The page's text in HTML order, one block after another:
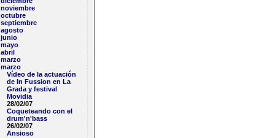
noviembre
octubre
septiembre
agosto
junio
mayo
abril
marzo
marzo
Vídeo de la actuación
de In Fussion en La
Grada y festival
Movidia
28/02/07
Coqueteando con el
drum'n'bass
26/02/07
Ansioso